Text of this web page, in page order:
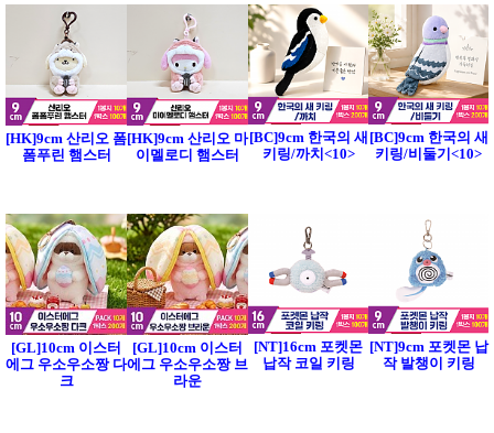
[HK]9cm 산리오 폼
폼푸린 햄스터
[HK]9cm 산리오 마
이멜로디 햄스터
[BC]9cm 한국의 새
키링/까치<10>
[BC]9cm 한국의 새
키링/비둘기<10>
[GL]10cm 이스터
에그 우소우소짱 다
크
[GL]10cm 이스터
에그 우소우소짱 브
라운
[NT]16cm 포켓몬
납작 코일 키링
[NT]9cm 포켓몬 납
작 발챙이 키링